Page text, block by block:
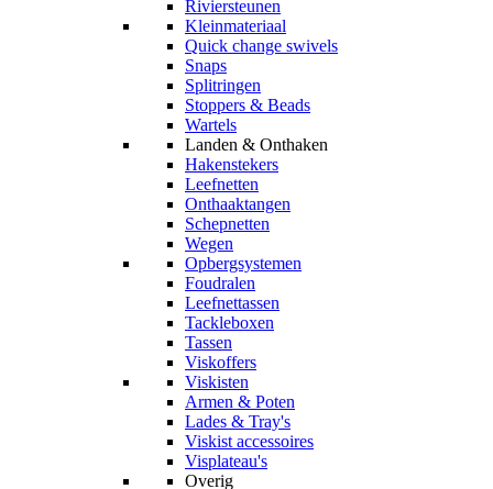
Riviersteunen
Kleinmateriaal
Quick change swivels
Snaps
Splitringen
Stoppers & Beads
Wartels
Landen & Onthaken
Hakenstekers
Leefnetten
Onthaaktangen
Schepnetten
Wegen
Opbergsystemen
Foudralen
Leefnettassen
Tackleboxen
Tassen
Viskoffers
Viskisten
Armen & Poten
Lades & Tray's
Viskist accessoires
Visplateau's
Overig